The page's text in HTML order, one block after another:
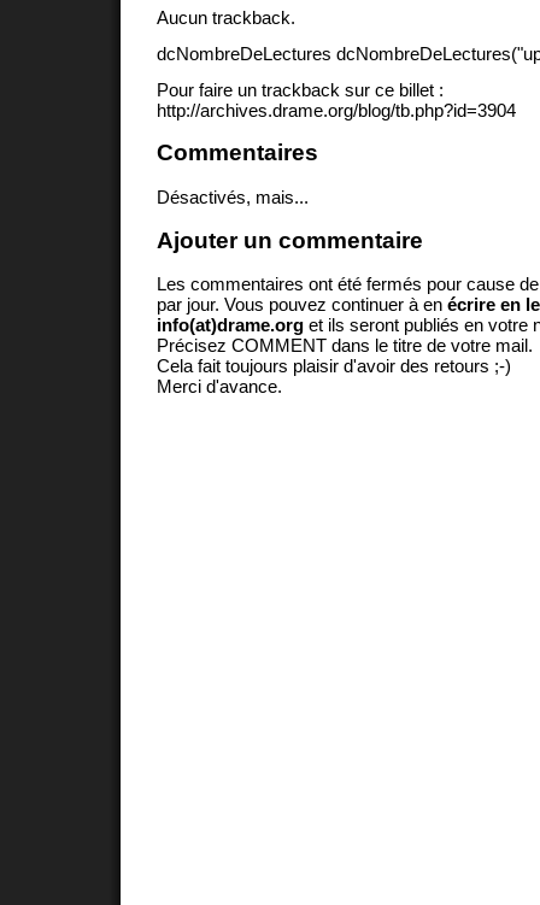
Aucun trackback.
dcNombreDeLectures
Pour faire un trackback sur ce billet :
http://archives.drame.org/blog/tb.php?id=3904
Commentaires
Désactivés, mais...
Ajouter un commentaire
Les commentaires ont été fermés pour cause
par jour. Vous pouvez continuer à en écrire en
info(at)drame.org et ils seront publiés en votre
Précisez COMMENT dans le titre de votre mail.
Cela fait toujours plaisir d'avoir des retours ;-)
Merci d'avance.